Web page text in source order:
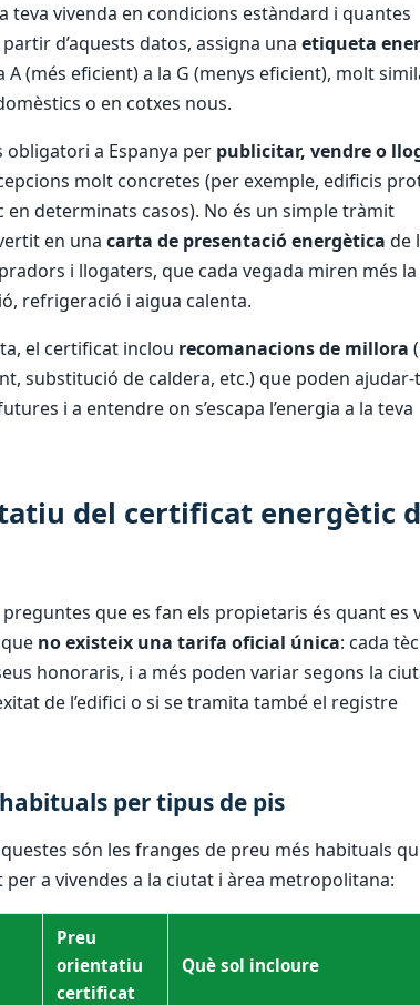
teva vivenda en condicions estàndard i quantes
d’aquests datos, assigna una etiqueta
A (més eficient) a la G (menys eficient), molt
o en cotxes nous.
a Espanya per publicitar, vendre o
molt concretes (per exemple, edificis
en determinats casos). No és un simple tràmit
en una carta de presentació energètica de
i llogaters, que cada vegada miren més la
refrigeració i aigua calenta.
el certificat inclou recomanacions de millora
substitució de caldera, etc.) que poden ajudar-
i a entendre on s’escapa l’energia a la teva
del certificat energètic
que es fan els propietaris és quant es
no existeix una tarifa oficial única: cada
honoraris, i a més poden variar segons la
de l’edifici o si se tramita també el registre
per tipus de pis
són les franges de preu més habituals
per a vivendes a la ciutat i àrea metropolitana:
Preu
orientatiu
certificat
Què sol incloure